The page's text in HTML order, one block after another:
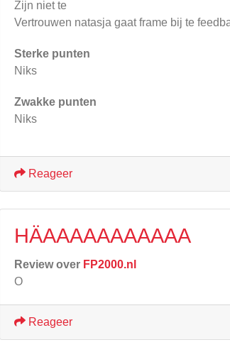
Zijn niet te
Vertrouwen natasja gaat frame bij te
Sterke punten
Niks
Zwakke punten
Niks
Reageer
HÄAAAAAAAAAAA
Review over FP2000.nl
O
Reageer